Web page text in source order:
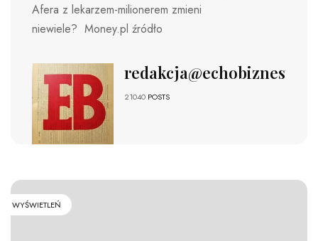
Afera z lekarzem-milionerem zmieni
niewiele? Money.pl źródło
redakcja@echobiznesu.pl
21040 POSTS
WYŚWIETLEŃ